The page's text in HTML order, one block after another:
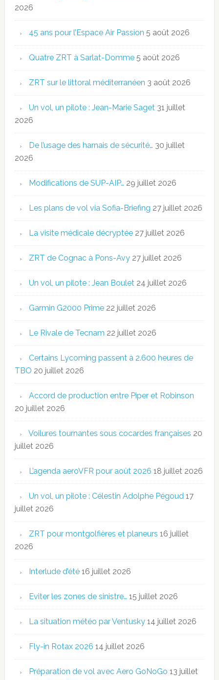
2026
45 ans pour l’Espace Air Passion 5 août 2026
Quatre ZRT à Sarlat-Domme 5 août 2026
ZRT sur le littoral méditerranéen 3 août 2026
Un vol, un pilote : Jean-Marie Saget 31 juillet
2026
De l’usage des harnais de sécurité… 30 juillet
2026
Modifications de SUP-AIP… 29 juillet 2026
Les plans de vol via Sofia-Briefing 27 juillet 2026
La visite médicale décryptée 27 juillet 2026
ZRT de Cognac à Pons-Avy 27 juillet 2026
Un vol, un pilote : Jean Boulet 24 juillet 2026
Garmin G2000 Prime 22 juillet 2026
Le Rivale de Tecnam 22 juillet 2026
Certains Lycoming passent à 2.600 heures de
TBO 20 juillet 2026
Accord de production entre Piper et Robinson
20 juillet 2026
Voilures tournantes sous cocardes françaises 20
juillet 2026
L’agenda aeroVFR pour août 2026 18 juillet 2026
Un vol, un pilote : Célestin Adolphe Pégoud 17
juillet 2026
ZRT pour montgolfières et planeurs 16 juillet
2026
Interlude d’été 16 juillet 2026
Eviter les zones de sinistre… 15 juillet 2026
La situation météo par Ventusky 14 juillet 2026
Fly-in Rotax 2026 14 juillet 2026
Préparation de vol avec Aero GoNoGo 13 juillet